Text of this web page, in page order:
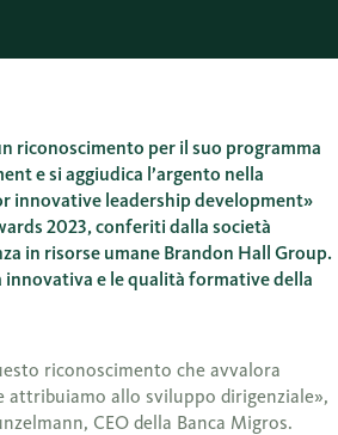
riconoscimento per il suo programma
e si aggiudica l’argento nella
innovative leadership development»
2023, conferiti dalla società
in risorse umane Brandon Hall Group.
e le qualità formative della
riconoscimento che avvalora
attribuiamo allo sviluppo dirigenziale»,
CEO della Banca Migros.